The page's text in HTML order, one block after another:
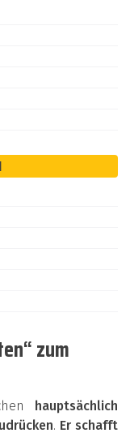
zum
hauptsächlich
. Er schafft